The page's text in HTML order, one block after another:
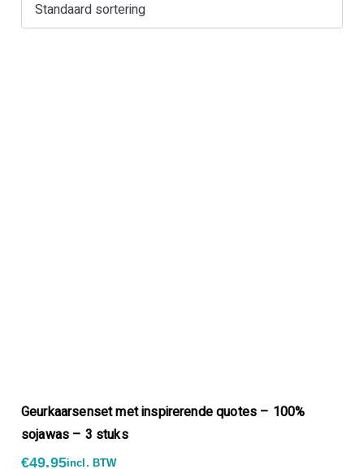
Geurkaarsenset met inspirerende quotes – 100%
sojawas – 3 stuks
€49.95incl. BTW